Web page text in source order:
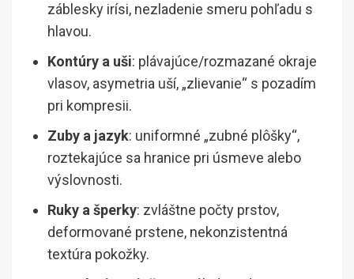
záblesky irísi, nezladenie smeru pohľadu s
hlavou.
Kontúry a uši: plávajúce/rozmazané okraje
vlasov, asymetria uší, „zlievanie“ s pozadím
pri kompresii.
Zuby a jazyk: uniformné „zubné plôšky“,
roztekajúce sa hranice pri úsmeve alebo
výslovnosti.
Ruky a šperky: zvláštne počty prstov,
deformované prstene, nekonzistentná
textúra pokožky.